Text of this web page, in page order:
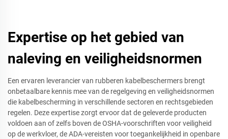
Expertise op het gebied van
naleving en veiligheidsnormen
Een ervaren leverancier van rubberen kabelbeschermers brengt
onbetaalbare kennis mee van de regelgeving en veiligheidsnormen
die kabelbescherming in verschillende sectoren en rechtsgebieden
regelen. Deze expertise zorgt ervoor dat de geleverde producten
voldoen aan of zelfs boven de OSHA-voorschriften voor veiligheid
op de werkvloer, de ADA-vereisten voor toegankelijkheid in openbare